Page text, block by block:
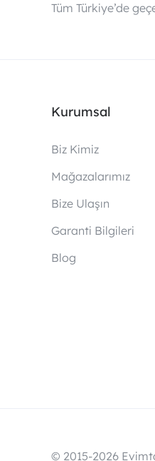
Tüm Türkiye’de
Kurumsal
Biz Kimiz
Mağazalarımız
Bize Ulaşın
Garanti Bilgileri
Blog
© 2015-2026